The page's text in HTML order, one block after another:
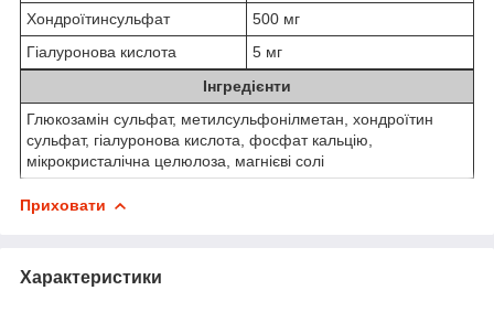
Хондроїтинсульфат
500 мг
Гіалуронова кислота
5 мг
Інгредієнти
Глюкозамін сульфат, метилсульфонілметан, хондроїтин
сульфат, гіалуронова кислота, фосфат кальцію,
мікрокристалічна целюлоза, магнієві солі
Приховати
Характеристики